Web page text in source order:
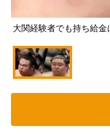
大関経験者でも持ち給